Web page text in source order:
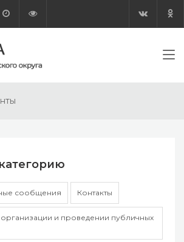
сообщения Контакты
и проведении публичных